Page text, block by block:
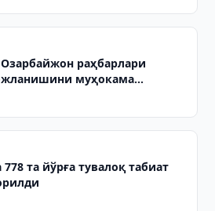
раҳбарлари
муҳокама
қабул қилишди
та йўрға тувалоқ табиат